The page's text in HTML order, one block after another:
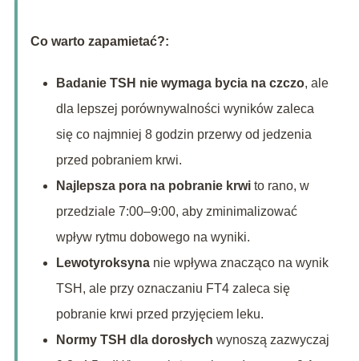
Co warto zapamietać?:
Badanie TSH nie wymaga bycia na czczo, ale
dla lepszej porównywalności wyników zaleca
się co najmniej 8 godzin przerwy od jedzenia
przed pobraniem krwi.
Najlepsza pora na pobranie krwito rano, w
przedziale 7:00–9:00, aby zminimalizować
wpływ rytmu dobowego na wyniki.
Lewotyroksynanie wpływa znacząco na wynik
TSH, ale przy oznaczaniu FT4 zaleca się
pobranie krwi przed przyjęciem leku.
Normy TSH dla dorosłych wynoszą zazwyczaj